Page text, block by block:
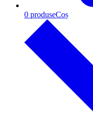
0 produseCoș